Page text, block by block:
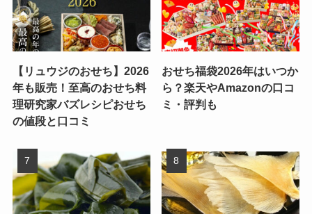
【リュウジのおせち】2026
年も販売！至高のおせち料
理研究家バズレシピおせち
の値段と口コミ
おせち福袋2026年はいつか
ら？楽天やAmazonの口コ
ミ・評判も